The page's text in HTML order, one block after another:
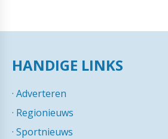
HANDIGE LINKS
· Adverteren
· Regionieuws
· Sportnieuws